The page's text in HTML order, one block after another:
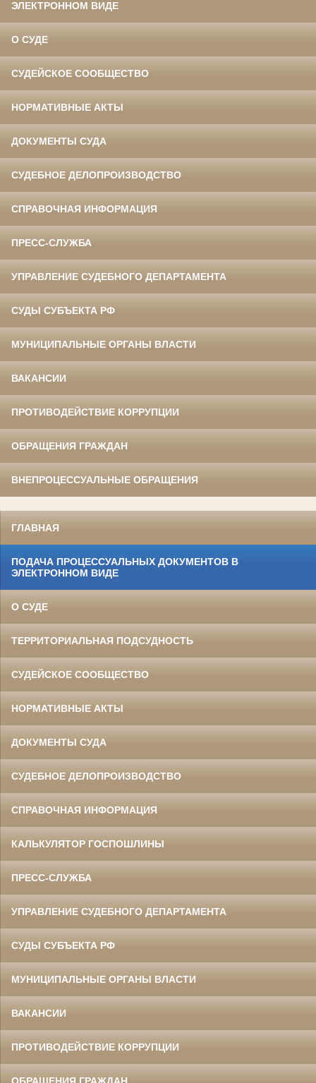
ЭЛЕКТРОННОМ ВИДЕ
О СУДЕ
СУДЕЙСКОЕ СООБЩЕСТВО
НОРМАТИВНЫЕ АКТЫ
ДОКУМЕНТЫ СУДА
СУДЕБНОЕ ДЕЛОПРОИЗВОДСТВО
СПРАВОЧНАЯ ИНФОРМАЦИЯ
ПРЕСС-СЛУЖБА
УПРАВЛЕНИЕ СУДЕБНОГО ДЕПАРТАМЕНТА
СУДЫ СУБЪЕКТА РФ
МУНИЦИПАЛЬНЫЕ ОРГАНЫ ВЛАСТИ
ВАКАНСИИ
ПРОТИВОДЕЙСТВИЕ КОРРУПЦИИ
ОБРАЩЕНИЯ ГРАЖДАН
ВНЕПРОЦЕССУАЛЬНЫЕ ОБРАЩЕНИЯ
ГЛАВНАЯ
ПОДАЧА ПРОЦЕССУАЛЬНЫХ ДОКУМЕНТОВ В
ЭЛЕКТРОННОМ ВИДЕ
О СУДЕ
ТЕРРИТОРИАЛЬНАЯ ПОДСУДНОСТЬ
СУДЕЙСКОЕ СООБЩЕСТВО
НОРМАТИВНЫЕ АКТЫ
ДОКУМЕНТЫ СУДА
СУДЕБНОЕ ДЕЛОПРОИЗВОДСТВО
СПРАВОЧНАЯ ИНФОРМАЦИЯ
КАЛЬКУЛЯТОР ГОСПОШЛИНЫ
ПРЕСС-СЛУЖБА
УПРАВЛЕНИЕ СУДЕБНОГО ДЕПАРТАМЕНТА
СУДЫ СУБЪЕКТА РФ
МУНИЦИПАЛЬНЫЕ ОРГАНЫ ВЛАСТИ
ВАКАНСИИ
ПРОТИВОДЕЙСТВИЕ КОРРУПЦИИ